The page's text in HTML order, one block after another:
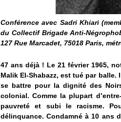
Conférence avec Sadri Khiari
du Collectif Brigade Anti-
127 Rue Marcadet, 75018 Paris,
47 ans déjà ! Le 21 février 1965,
Malik El-Shabazz, est tué par
se battre pour la dignité des
colonial. Comme la plupart
pauvreté et subi le racisme.
délinquance. Condamné à 10 ans